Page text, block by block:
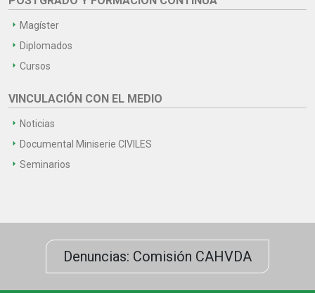
Magíster
Diplomados
Cursos
VINCULACIÓN CON EL MEDIO
Noticias
Documental Miniserie CIVILES
Seminarios
Denuncias: Comisión CAHVDA